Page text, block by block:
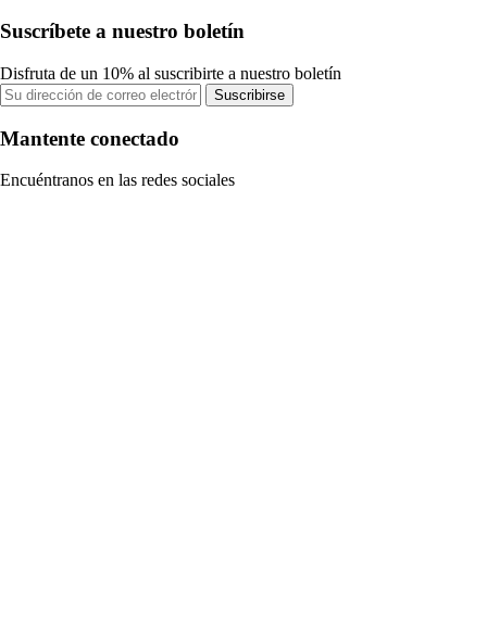
Suscríbete a nuestro boletín
Disfruta de un 10% al suscribirte a nuestro boletín
Suscribirse
Mantente conectado
Encuéntranos en las redes sociales